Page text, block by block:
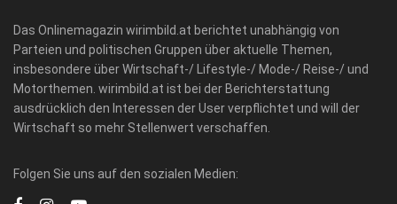
Das Onlinemagazin wirimbild.at berichtet unabhängig von
Parteien und politischen Gruppen über aktuelle Themen,
insbesondere über Wirtschaft-/ Lifestyle-/ Mode-/ Reise-/ und
Motorthemen. wirimbild.at ist bei der Berichterstattung
ausdrücklich den Interessen der User verpflichtet und will der
Wirtschaft so mehr Stellenwert verschaffen.
Folgen Sie uns auf den sozialen Medien: